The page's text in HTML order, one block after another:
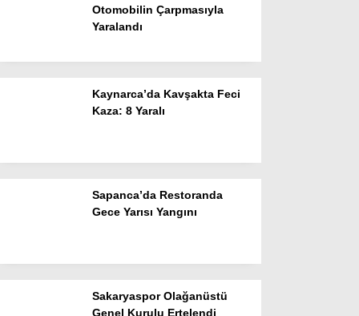
WhatsApp İhbar
Otomobilin Çarpmasıyla
Yaralandı
Kaynarca’da Kavşakta Feci
Kaza: 8 Yaralı
Sapanca’da Restoranda
Gece Yarısı Yangını
Sakaryaspor Olağanüstü
Genel Kurulu Ertelendi